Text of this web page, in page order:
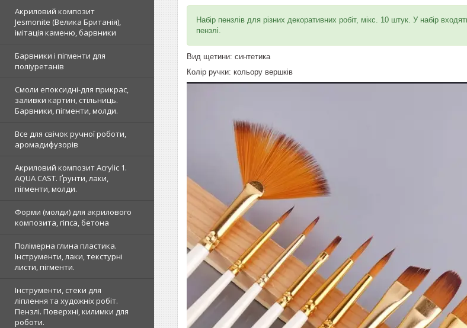
Акриловий композит
Jesmonite (Велика Британія),
імітація каменю, барвники
Барвники і пігменти для
поліуретанів
Смоли епоксидні-для прикрас,
заливки картин, стільниць.
Барвники, пігменти, молди.
Все для свічок ручної роботи,
аромадифузорів
Акриловий композит Acrylic 1.
AQUA CAST. Ґрунти, лаки,
пігменти, молди.
Форми (молди) для акрилового
композита, гіпса, бетона
Полімерна глина пластика.
Інструменти, лаки, текстурні
листи, пігменти.
Інструменти, стеки для
ліплення та художніх робіт.
Пензлі. Поверхні, килимки для
роботи.
Набір пензлів для різних декоративних робіт, мікс. 10 штук. У набір
пензлі.
Вид щетини: синтетика
Колір ручки: кольору вершків